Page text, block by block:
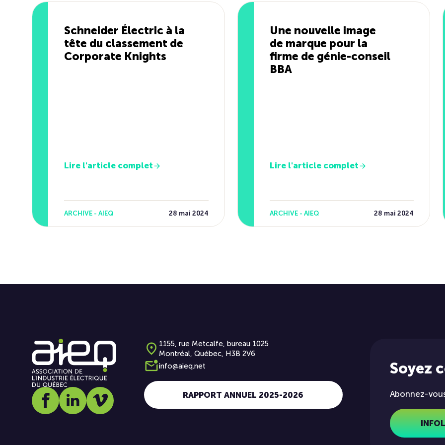
Schneider Électric à la
tête du classement de
Corporate Knights
Lire l'article complet
ARCHIVE - AIEQ 28 mai 2024
Une nouvelle image
de marque pour la
firme de génie-conseil
BBA
Lire l'article complet
ARCHIVE - AIEQ 28 mai 2024
Social media link icon-facebook
Social media link icon-linkedin
Social media link icon-vimeo
1155, rue Metcalfe, bureau 1025
Montréal, Québec, H3B 2V6
info@aieq.net
RAPPORT ANNUEL 2025-2026
Soyez
Abonnez-